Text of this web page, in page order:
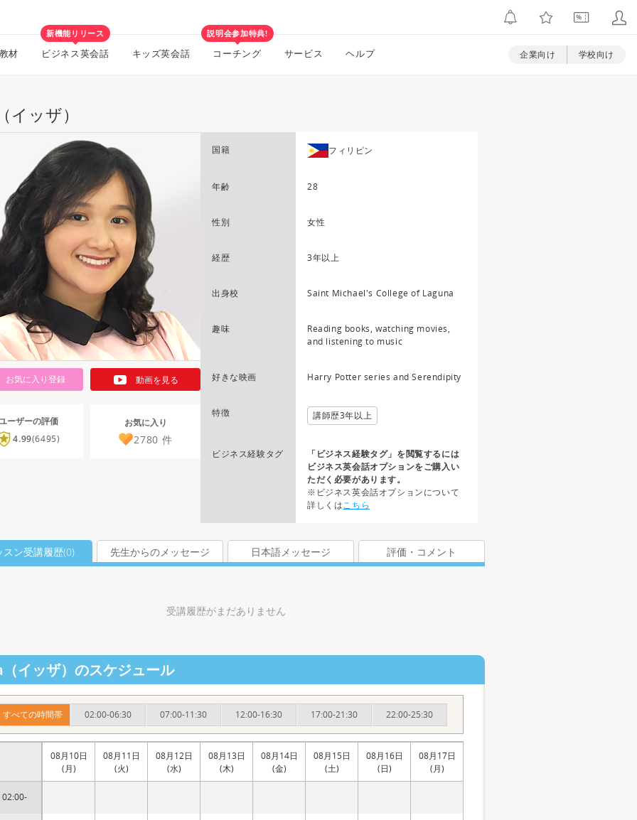
材
新機能リリース
ビジネス英会話 キッズ英会話
説明会参加特典!
コーチング サービス ヘルプ 企業向け 学校向け
イッザ）
お気に入り登録 動画を見る
ーザーの評価
4.99(6495)
お気に入り
2780 件
国籍 フィリピン
年齢 28
性別 女性
経歴 3年以上
出身校 Saint Michael's College of Laguna
趣味
Reading books, watching movies,
and listening to music
好きな映画 Harry Potter series and Serendipity
特徴 講師歴3年以上
ビジネス経験タグ
「ビジネス経験タグ」を閲覧するには
ビジネス英会話オプションをご購入い
ただく必要があります。
※ビジネス英会話オプションについて
詳しくはこちら
スン受講履歴(0) 先生からのメッセージ 日本語メッセージ 評価・コメント
受講履歴がまだありません
イッザ）のスケジュール
すべての時間帯 02:00-06:30 07:00-11:30 12:00-16:30 17:00-21:30 22:00-25:30
02:00-
08月10日
(月)
08月11日
(火)
08月12日
(水)
08月13日
(木)
08月14日
(金)
08月15日
(土)
08月16日
(日)
08月17日
(月)